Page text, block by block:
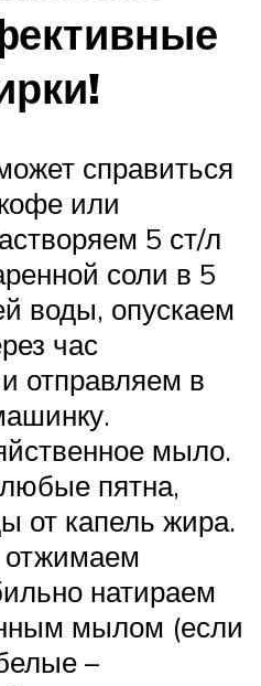
справиться
или
5 ст/л
соли в 5
воды, опускаем
час
отправляем в
мыло.
пятна,
от капель жира.
натираем
мылом (если
–